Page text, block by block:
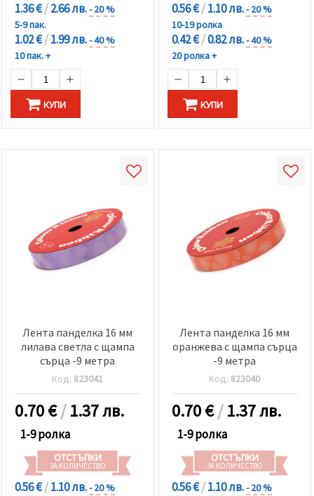
1.36 €/2.66 лв.- 20 %
5-9 пак.
1.02 €/1.99 лв.- 40 %
10 пак. +
КУПИ
0.56 €/1.10 лв.- 20 %
10-19 ролка
0.42 €/0.82 лв.- 40 %
20 ролка +
КУПИ
Лента панделка 16 мм
лилава светла с щампа
сърца -9 метра
Код: 823041
0.70€/1.37 лв.
1-9 ролка
ОТСТЪПКИ
ЗА КОЛИЧЕСТВО
0.56 €/1.10 лв.- 20 %
Лента панделка 16 мм
оранжева с щампа сърца
-9 метра
Код: 823040
0.70€/1.37 лв.
1-9 ролка
ОТСТЪПКИ
ЗА КОЛИЧЕСТВО
0.56 €/1.10 лв.- 20 %